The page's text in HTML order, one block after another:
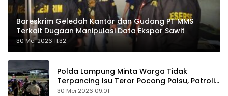
Bareskrim Geledah Kantor dan Gudang PT MMS
Terkait Dugaan Manipulasi Data Ekspor Sawit
30 Mei 2026 11:32
Polda Lampung Minta Warga Tidak
Terpancing Isu Teror Pocong Palsu, Patroli
Keamanan Ditingkatkan
30 Mei 2026 09:01